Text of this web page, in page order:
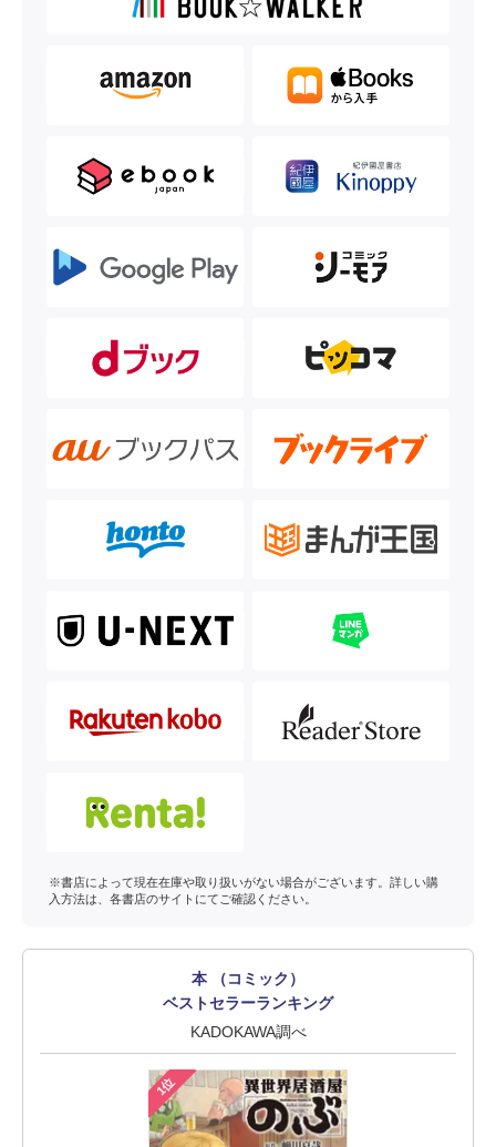
※書店によって現在在庫や取り扱いがない場合がございます。詳しい購
入方法は、各書店のサイトにてご確認ください。
本 （コミック）
ベストセラーランキング
KADOKAWA調べ
1位